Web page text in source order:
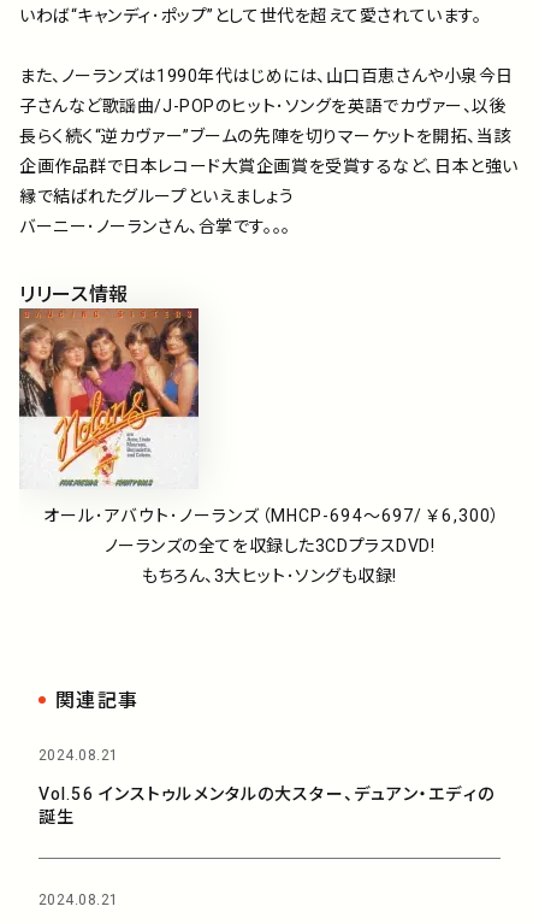
いわば“キャンディ･ポップ”として世代を超えて愛されています。
また、ノーランズは1990年代はじめには、山口百恵さんや小泉今日
子さんなど歌謡曲/J-POPのヒット･ソングを英語でカヴァー、以後
長らく続く“逆カヴァー”ブームの先陣を切りマーケットを開拓、当該
企画作品群で日本レコード大賞企画賞を受賞するなど、日本と強い
縁で結ばれたグループといえましょう
バーニー･ノーランさん、合掌です。。。
リリース情報
オール･アバウト･ノーランズ（MHCP-694～697/ ￥6,300）
ノーランズの全てを収録した3CDプラスDVD!
もちろん、3大ヒット･ソングも収録!
関連記事
2024.08.21
Vol.56 インストゥルメンタルの大スター、デュアン・エディの
誕生
2024.08.21